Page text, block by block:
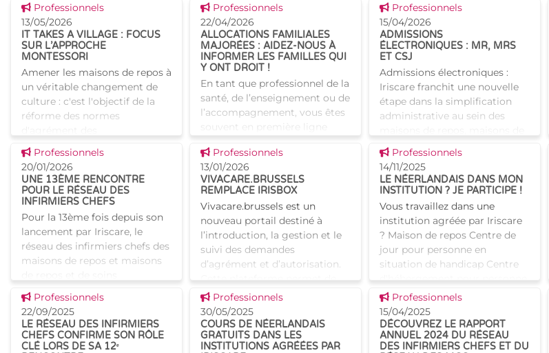
projets peuvent porter sur des
transformations, des
des établissements pour aînés,
d'une part la
par Iriscare, s’est imposée au fil
des années comme un acteur
incontournabl
Voir cette news
Professionnels
13/05/2026
IT TAKES A VILLAGE : FOCUS
SUR L’APPROCHE
MONTESSORI
Amener les maisons de repos à
un véritable changement de
culture : c'est l'objectif de la
réforme des normes
établissements pour aînés
bruxellois. Pour accompagner
les maisons d
Voir cette news
Professionnels
22/04/2026
ALLOCATIONS FAMILIALES
MAJORÉES : AIDEZ-NOUS À
INFORMER LES FAMILLES QUI
Y ONT DROIT !
En tant que professionnel de la
santé, de l’enseignement ou de
l’accompagnement, vous êtes
un enfant ou une famille a
besoin d’un s
Voir cette news
Professionnels
15/04/2026
ADMISSIONS
ÉLECTRONIQUES : MR, MRS
ET CSJ
Admissions électroniques :
Iriscare franchit une nouvelle
étape dans la simplification
administrative au sein des
repos et de soins et centres de
soins de jour bruxello
Voir cette news
Professionnels
20/01/2026
UNE 13ÈME RENCONTRE
POUR LE RÉSEAU DES
INFIRMIERS CHEFS
Pour la 13ème fois depuis son
lancement par Iriscare, le
réseau des infirmiers chefs des
maisons de repos et maisons
bruxelloises s’est réuni. Au
programme de la rencontre,
Voir cette news
Professionnels
13/01/2026
VIVACARE.BRUSSELS
REMPLACE IRISBOX
Vivacare.brussels est un
nouveau portail destiné à
l’introduction, la gestion et le
suivi des demandes
d’agrément et d’autorisation.
Cette plateforme permet de
simplifier les processus ad
Voir cette news
Professionnels
14/11/2025
LE NÉERLANDAIS DANS MON
INSTITUTION ? JE PARTICIPE !
Vous travaillez dans une
institution agréée par Iriscare
? Maison de repos Centre de
jour pour personne en
situation de handicap Centre
d'hébergement pour personne
en situation de handic
Voir cette news
Professionnels
22/09/2025
LE RÉSEAU DES INFIRMIERS
CHEFS CONFIRME SON RÔLE
CLÉ LORS DE SA 12ᵉ
Voir cette news
Professionnels
30/05/2025
COURS DE NÉERLANDAIS
GRATUITS DANS LES
INSTITUTIONS AGRÉÉES PAR
Voir cette news
Professionnels
15/04/2025
DÉCOUVREZ LE RAPPORT
ANNUEL 2024 DU RÉSEAU
DES INFIRMIERS CHEFS ET DU